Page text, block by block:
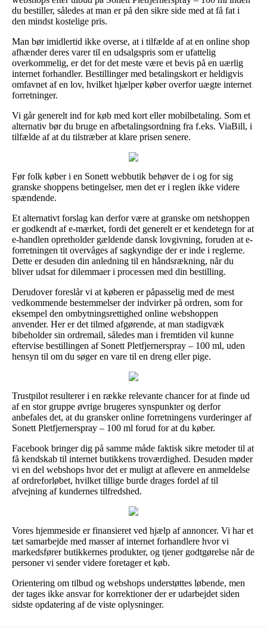
du bestiller, således at man er på den sikre side med at få fat i
den mindst kostelige pris.
Man bør imidlertid ikke overse, at i tilfælde af at en online shop
afhænder deres varer til en udsalgspris som er ufattelig
overkommelig, er det for det meste være et bevis på en uærlig
internet forhandler. Bestillinger med betalingskort er heldigvis
omfavnet af en lov, hvilket hjælper køber overfor uægte internet
forretninger.
Vi går generelt ind for køb med kort eller mobilbetaling. Som et
alternativ bør du bruge en afbetalingsordning fra f.eks. ViaBill, i
tilfælde af at du tilstræber at klare prisen senere.
Før folk køber i en Sonett webbutik behøver de i og for sig
granske shoppens betingelser, men det er i reglen ikke videre
spændende.
Et alternativt forslag kan derfor være at granske om netshoppen
er godkendt af e-mærket, fordi det generelt er et kendetegn for at
e-handlen opretholder gældende dansk lovgivning, foruden at e-
forretningen tit overvåges af sagkyndige der er inde i reglerne.
Dette er desuden din anledning til en håndsrækning, når du
bliver udsat for dilemmaer i processen med din bestilling.
Derudover foreslår vi at køberen er påpasselig med de mest
vedkommende bestemmelser der indvirker på ordren, som for
eksempel den ombytningsrettighed online webshoppen
anvender. Her er det tilmed afgørende, at man stadigvæk
bibeholder sin ordremail, således man i fremtiden vil kunne
eftervise bestillingen af Sonett Pletfjernerspray – 100 ml, uden
hensyn til om du søger en vare til en dreng eller pige.
Trustpilot resulterer i en række relevante chancer for at finde ud
af en stor gruppe øvrige brugeres synspunkter og derfor
anbefales det, at du gransker online forretningens vurderinger af
Sonett Pletfjernerspray – 100 ml forud for at du køber.
Facebook bringer dig på samme måde faktisk sikre metoder til at
få kendskab til internet butikkens troværdighed. Desuden møder
vi en del webshops hvor det er muligt at aflevere en anmeldelse
af ordreforløbet, hvilket tillige burde drages fordel af til
afvejning af kundernes tilfredshed.
Vores hjemmeside er finansieret ved hjælp af annoncer. Vi har et
tæt samarbejde med masser af internet forhandlere hvor vi
markedsfører butikkernes produkter, og tjener godtgørelse når de
personer vi sender videre foretager et køb.
Orientering om tilbud og webshops understøttes løbende, men
der tages ikke ansvar for korrektioner der er udarbejdet siden
sidste opdatering af de viste oplysninger.